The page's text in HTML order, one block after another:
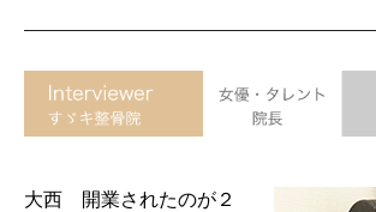
大西 開業されたのが２